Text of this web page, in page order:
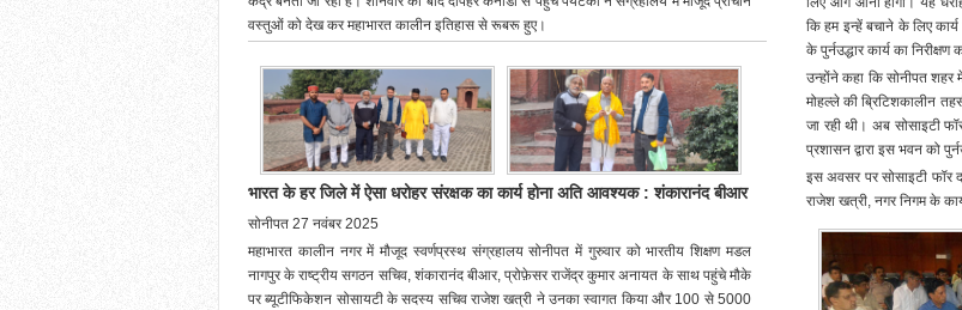
वस्तुओं को देख कर महाभारत कालीन इतिहास से रूबरू हुए।
भारत के हर जिले में ऐसा धरोहर संरक्षक का कार्य होना अति आवश्यक : शंकारानंद बीआर
सोनीपत 27 नवंबर 2025
महाभारत कालीन नगर में मौजूद स्वर्णप्रस्थ संग्रहालय सोनीपत में गुरुवार को भारतीय शिक्षण मडल
नागपुर के राष्ट्रीय सगठन सचिव, शंकारानंद बीआर, प्रोफ़ेसर राजेंद्र कुमार अनायत के साथ पहुंचे मौके
पर ब्यूटीफिकेशन सोसायटी के सदस्य सचिव राजेश खत्री ने उनका स्वागत किया और 100 से 5000
कि हम इन्हें बचाने के लिए
के पुर्नउद्धार कार्य का
उन्होंने कहा कि सोनीपत
मोहल्ले की ब्रिटिशकालीन
जा रही थी। अब सोसाइटी
प्रशासन द्वारा इस भवन को
इस अवसर पर सोसाइटी
राजेश खत्री, नगर निगम के